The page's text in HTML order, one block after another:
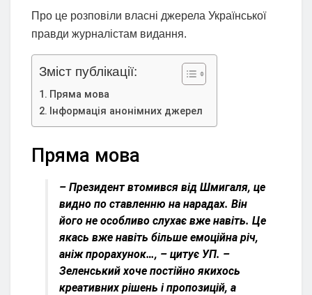
Про це розповіли власні джерела Української
правди журналістам видання.
Зміст публікації:
Пряма мова
Інформація анонімних джерел
Пряма мова
– Президент втомився від Шмигаля, це
видно по ставленню на нарадах. Він
його не особливо слухає вже навіть. Це
якась вже навіть більше емоційна річ,
аніж прорахунок…, – цитує УП. –
Зеленський хоче постійно якихось
креативних рішень і пропозицій, а